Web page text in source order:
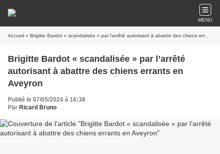
MENU
Accueil » Brigitte Bardot « scandalisée » par l’arrêté autorisant à abattre des chiens errants en Aveyron
Brigitte Bardot « scandalisée » par l’arrêté
autorisant à abattre des chiens errants en
Aveyron
Publié le 07/05/2024 à 16:38
Par Ricard Bruno